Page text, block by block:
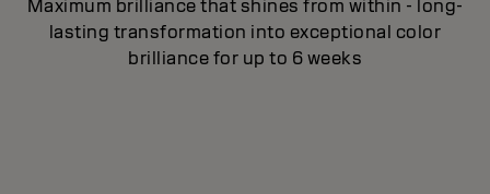
Maximum brilliance that shines from within - long-
lasting transformation into exceptional color
brilliance for up to 6 weeks